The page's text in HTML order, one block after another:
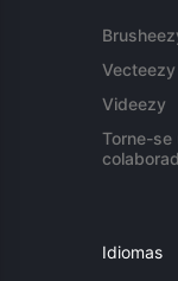
Vecteezy
Videezy
Torne-se
Idiomas